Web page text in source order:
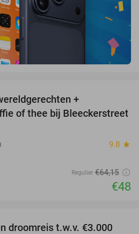
+
of thee bij Bleeckerstreet
9.8 star
Regulier €64,15
€48
droomreis t.w.v. €3.000